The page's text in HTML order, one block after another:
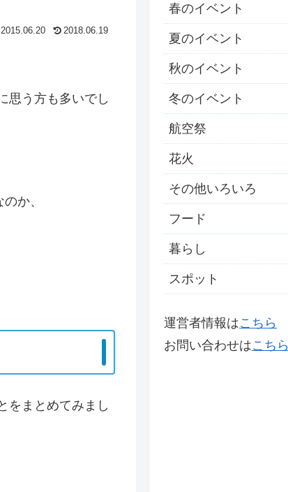
2015.06.20 2018.06.19
思う方も多いでし
か、
をまとめてみまし
春のイベント
夏のイベント
秋のイベント
冬のイベント
航空祭
花火
その他いろいろ
フード
暮らし
スポット
運営者情報はこちら
お問い合わせはこちら